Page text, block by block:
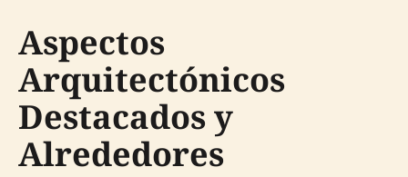
Aspectos
Arquitectónicos
Destacados y
Alrededores